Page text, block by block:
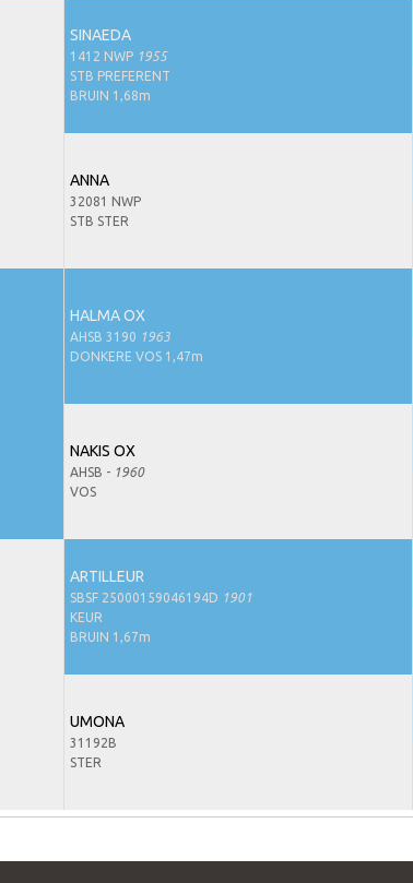
SINAEDA
1412 NWP 1955
STB PREFERENT
BRUIN 1,68m
ANNA
32081 NWP
STB STER
HALMA OX
AHSB 3190 1963
DONKERE VOS 1,47m
NAKIS OX
AHSB - 1960
VOS
ARTILLEUR
SBSF 25000159046194D 1901
KEUR
BRUIN 1,67m
UMONA
31192B
STER